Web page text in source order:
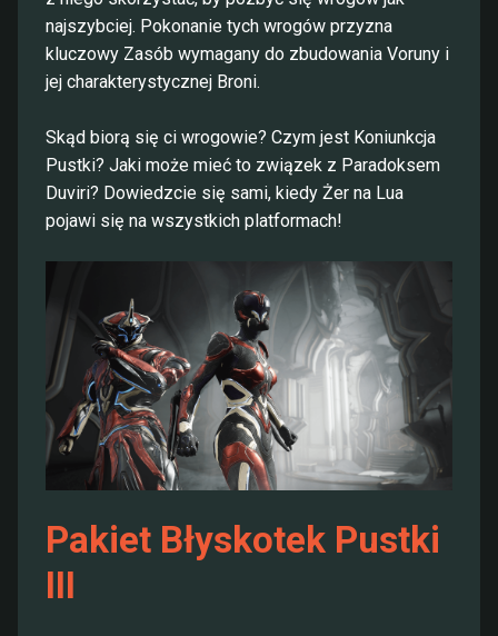
najszybciej. Pokonanie tych wrogów przyzna
kluczowy Zasób wymagany do zbudowania Voruny i
jej charakterystycznej Broni.
Skąd biorą się ci wrogowie? Czym jest Koniunkcja
Pustki? Jaki może mieć to związek z Paradoksem
Duviri? Dowiedzcie się sami, kiedy Żer na Lua
pojawi się na wszystkich platformach!
Pakiet Błyskotek Pustki
III